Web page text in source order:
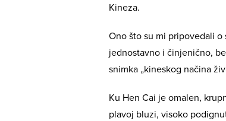
Kineza.
Ono što su mi pripovedali o
jednostavno i činjenično,
snimka „kineskog načina
Ku Hen Cai je omalen,
plavoj bluzi, visoko